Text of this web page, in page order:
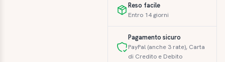
Reso facile
Entro 14 giorni
Pagamento sicuro
PayPal (anche 3 rate), Carta
di Credito e Debito